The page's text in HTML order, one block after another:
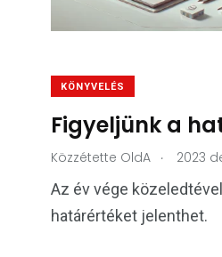
KÖNYVELÉS
Figyeljünk a
Közzétette OldA . 2023
Az év vége
határértéket jelenthet.